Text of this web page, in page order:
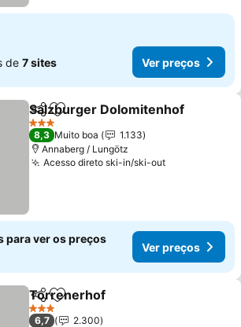
de 7 sites Ver preços
PartilharAdicionar aos favoritos
Salzburger Dolomitenhof
3 Estrelas
8,3 Muito boa
1.133
Annaberg / Lungötz
Acesso direto ski-in/ski-outVer preços
para ver os preços
Ver preços
PartilharAdicionar aos favoritos
Torrenerhof
3 Estrelas
6,7
2.300